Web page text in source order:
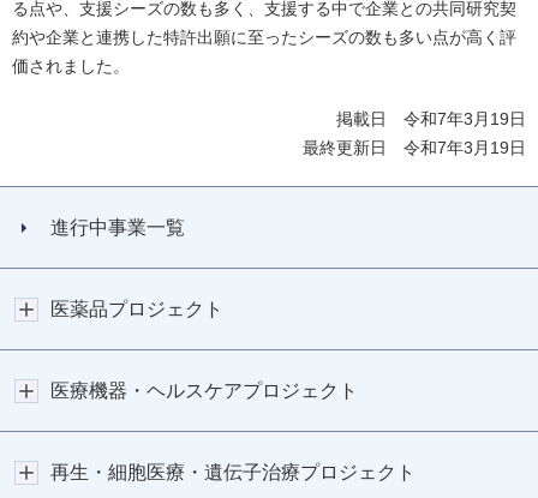
る点や、支援シーズの数も多く、支援する中で企業との共同研究契
約や企業と連携した特許出願に至ったシーズの数も多い点が高く評
価されました。
掲載日 令和7年3月19日
最終更新日 令和7年3月19日
進行中事業一覧
医薬品プロジェクト
医療機器・ヘルスケアプロジェクト
再生・細胞医療・遺伝子治療プロジェクト